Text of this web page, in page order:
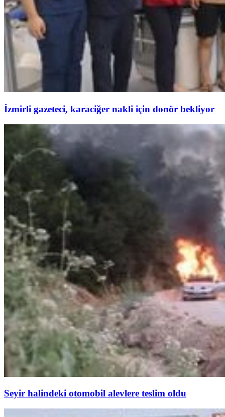
İzmirli gazeteci, karaciğer nakli için donör bekliyor
Seyir halindeki otomobil alevlere teslim oldu